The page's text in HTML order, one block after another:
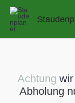
Zum
springen
Achtung
Abholung